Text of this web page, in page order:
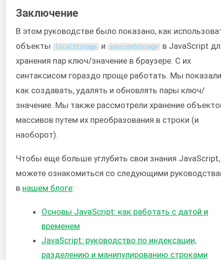
Заключение
В этом руководстве было показано, как
объекты
localStorage и sessionStorage
в JavaScript
хранения пар ключ/значение в браузере. С их
синтаксисом гораздо проще работать. Мы
как создавать, удалять и обновлять пары ключ/
значение. Мы также рассмотрели хранение
массивов путем их преобразования в строки (и
наоборот).
Чтобы еще больше углубить свои знания
можете ознакомиться со следующими
в нашем блоге:
Основы JavaScript: как работать с датой и
временем
JavaScript: руководство по индексации,
разделению и манипулированию строками